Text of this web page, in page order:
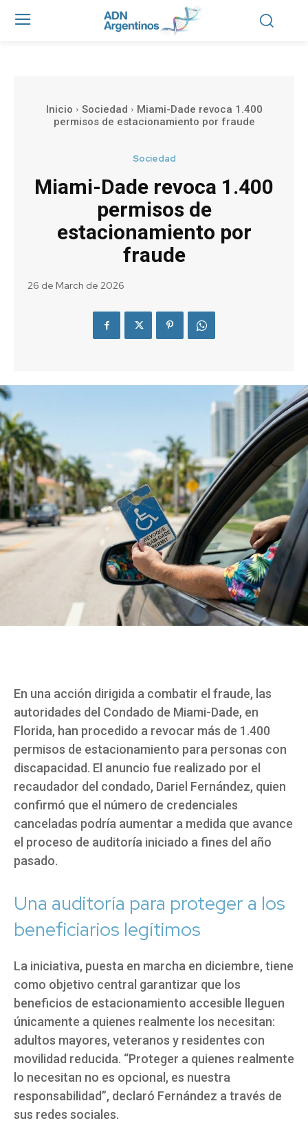
Inicio Sociedad
Miami-Dade revoca 1.400
permisos de estacionamiento por fraude
Sociedad
Miami-Dade revoca 1.400
permisos de
estacionamiento por
fraude
26 de March de 2026
En una acción dirigida a combatir el fraude, las
autoridades del Condado de Miami-Dade, en
Florida, han procedido a revocar más de 1.400
permisos de estacionamiento para personas con
discapacidad. El anuncio fue realizado por el
recaudador del condado, Dariel Fernández, quien
confirmó que el número de credenciales
canceladas podría aumentar a medida que avance
el proceso de auditoría iniciado a fines del año
pasado.
Una auditoría para proteger a los
beneficiarios legítimos
La iniciativa, puesta en marcha en diciembre, tiene
como objetivo central garantizar que los
beneficios de estacionamiento accesible lleguen
únicamente a quienes realmente los necesitan:
adultos mayores, veteranos y residentes con
movilidad reducida. “Proteger a quienes realmente
lo necesitan no es opcional, es nuestra
responsabilidad”, declaró Fernández a través de
sus redes sociales.